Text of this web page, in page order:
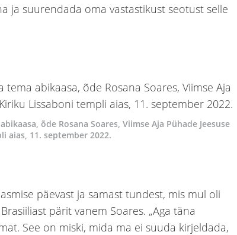
ja suurendada oma vastastikust seotust selle
õde Rosana Soares, Viimse Aja Pühade Jeesuse
aias, 11. september 2022.
päevast ja samast tundest, mis mul oli
pärit vanem Soares. „Aga täna
See on miski, mida ma ei suuda kirjeldada,